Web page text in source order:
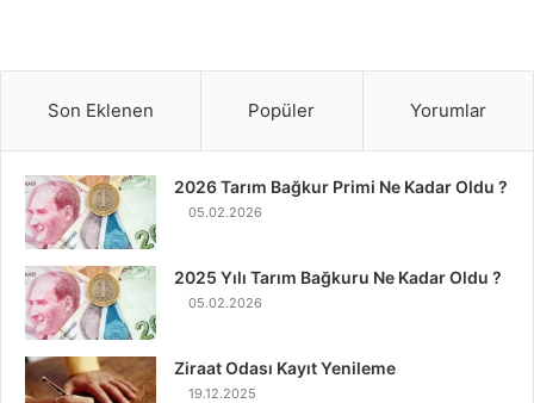
Son Eklenen Popüler Yorumlar
2026 Tarım Bağkur Primi Ne Kadar Oldu ?
05.02.2026
2025 Yılı Tarım Bağkuru Ne Kadar Oldu ?
05.02.2026
Ziraat Odası Kayıt Yenileme
19.12.2025